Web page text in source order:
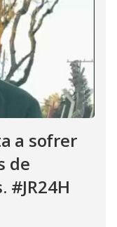
a sofrer
de